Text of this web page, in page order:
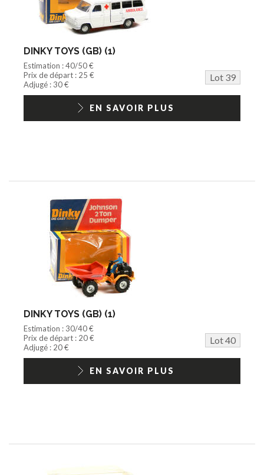
DINKY TOYS (GB) (1)
Estimation : 40/50 €
Prix de départ : 25 €
Lot 39
Adjugé : 30 €
EN SAVOIR PLUS
DINKY TOYS (GB) (1)
Estimation : 30/40 €
Prix de départ : 20 €
Lot 40
Adjugé : 20 €
EN SAVOIR PLUS